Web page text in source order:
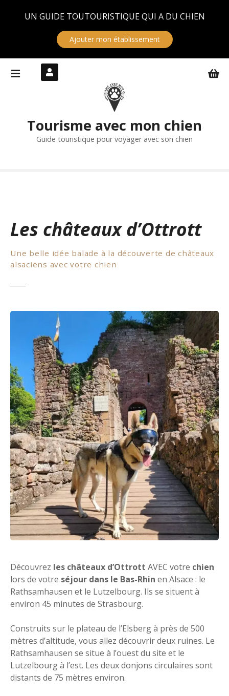
UN GUIDE TOUTOURISTIQUE QUI A DU CHIEN
Ajouter mon établissement
Tourisme avec mon chien
Guide touristique pour voyager avec son chien
Les châteaux d’Ottrott
Une belle idée balade à la découverte de châteaux
alsaciens avec votre chien
Découvrez les châteaux d’Ottrott AVEC votre chien
lors de votre séjour dans le Bas-Rhin en Alsace : le
Rathsamhausen et le Lutzelbourg. Ils se situent à
environ 45 minutes de Strasbourg.
Construits sur le plateau de l’Elsberg à près de 500
mètres d’altitude, vous allez découvrir deux ruines. Le
Rathsamhausen se situe à l’ouest du site et le
Lutzelbourg à l’est. Les deux donjons circulaires sont
distants de 75 mètres environ.